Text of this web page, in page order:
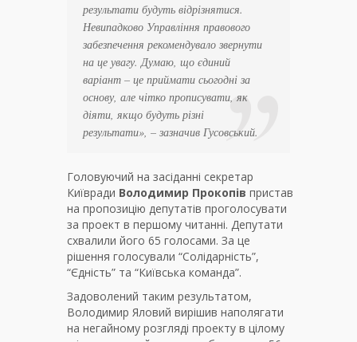
результати будуть відрізнятися.
Невипадково Управління правового
забезпечення рекомендувало звернути
на це увагу. Думаю, що єдиний
варіант – це приймати сьогодні за
основу, але чітко прописувати, як
діяти, якщо будуть різні
результати», – зазначив Гусовський.
Головуючий на засіданні секретар
Київради Володимир Прокопів пристав
на пропозицію депутатів проголосувати
за проект в першому читанні. Депутати
схвалили його 65 голосами. За це
рішення голосували “Солідарність”,
“Єдність” та “Київська команда”.
Задоволений таким результатом,
Володимир Яловий вирішив наполягати
на негайному розгляді проекту в цілому